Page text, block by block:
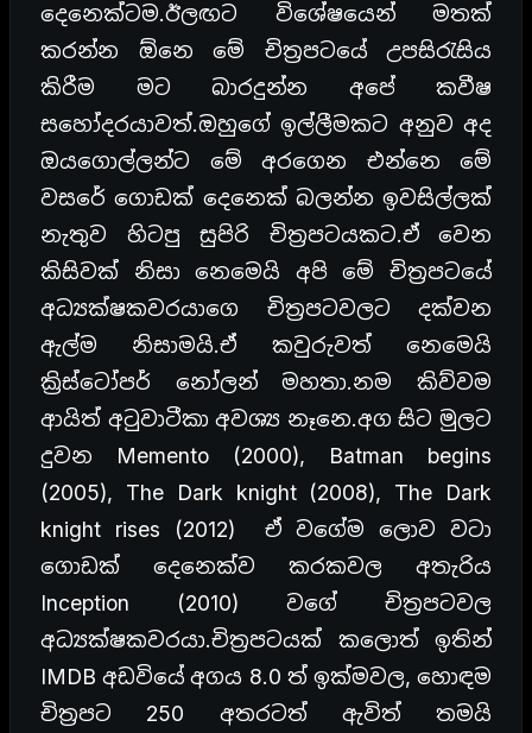
දෙනෙක්ටම.ඊලඟට විශේෂයෙන් මතක්
කරන්න ඕනෙ මේ චිත්‍රපටයේ උපසිරැසිය
කිරීම මට බාරදුන්න අපේ කවීෂ
සහෝදරයාවත්.ඔහුගේ ඉල්ලීමකට අනුව අද
ඔයගොල්ලන්ට මේ අරගෙන එන්නෙ මේ
වසරේ ගොඩක් දෙනෙක් බලන්න ඉවසිල්ලක්
නැතුව හිටපු සුපිරි චිත්‍රපටයකට.ඒ වෙන
කිසිවක් නිසා නෙමෙයි අපි මේ චිත්‍රපටයේ
අධ්‍යක්ෂකවරයාගෙ චිත්‍රපටවලට දක්වන
ඇල්ම නිසාමයි.ඒ කවුරුවත් නෙමෙයි
ක්‍රිස්ටෝපර් නෝලන් මහතා.නම කිව්වම
ආයිත් අටුවාටීකා අවශ්‍ය නෑනෙ.අග සිට මුලට
දුවන Memento (2000), Batman begins
(2005), The Dark knight (2008), The Dark
knight rises (2012) ඒ වගේම ලොව වටා
ගොඩක් දෙනෙක්ව කරකවල අතැරිය
Inception (2010) වගේ චිත්‍රපටවල
අධ්‍යක්ෂකවරයා.චිත්‍රපටයක් කලොත් ඉතින්
IMDB අඩවියේ අගය 8.0 ත් ඉක්මවල, හොඳම
චිත්‍රපට 250 අතරටත් ඇවිත් තමයි